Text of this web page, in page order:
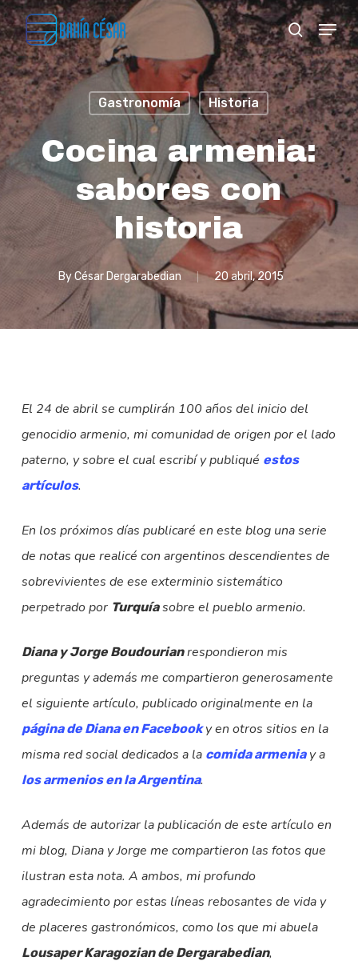
Skip
to
main
content
search
Menu
Gastronomía Historia
Cocina armenia:
sabores con
historia
ByCésar Dergarabedian 20 abril, 2015
El 24 de abril se cumplirán 100 años del inicio del
genocidio armenio, mi comunidad de origen por el lado
paterno, y sobre el cual escribí y publiqué estos
artículos.
En los próximos días publicaré en este blog una serie
de notas que realicé con argentinos descendientes de
sobrevivientes de ese exterminio sistemático
perpetrado por Turquíasobre el pueblo armenio.
Diana y Jorge Boudourianrespondieron mis
preguntas y además me compartieron generosamente
el siguiente artículo, publicado originalmente en la
página de Diana en Facebooky en otros sitios en la
misma red social dedicados a la comida armeniay a
los armenios en la Argentina.
Además de autorizar la publicación de este artículo en
mi blog, Diana y Jorge me compartieron las fotos que
ilustran esta nota. A ambos, mi profundo
agradecimiento por estas líneas rebosantes de vida y
de placeres gastronómicos, como los que mi abuela
Lousaper Karagozian de Dergarabedian,
Close
Menu